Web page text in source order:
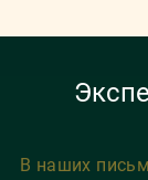
В наших